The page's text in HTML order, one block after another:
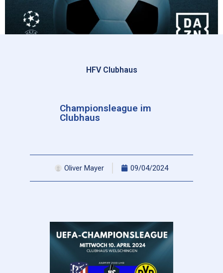
HFV Clubhaus
Championsleague im
Clubhaus
Oliver Mayer 09/04/2024